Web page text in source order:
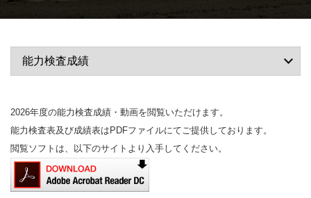
2026年度の能力検査成績・動画を閲覧いただけます。
能力検査表及び成績表はPDFファイルにてご提供しております。
閲覧ソフトは、以下のサイトより入手してください。